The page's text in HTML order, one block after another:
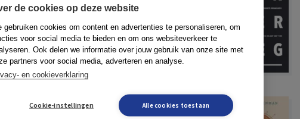
de cookies op deze website
gebruiken cookies om content en advertenties te personaliseren, om
voor social media te bieden en om ons websiteverkeer te
Ook delen we informatie over jouw gebruik van onze site met
partners voor social media, adverteren en analyse.
en cookieverklaring
Cookie-instellingen Alle cookies toestaan